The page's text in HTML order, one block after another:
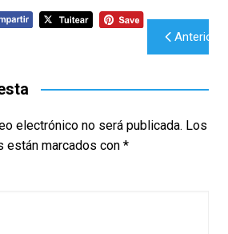
Anterior
electrónico no será publicada. Los
están marcados con *